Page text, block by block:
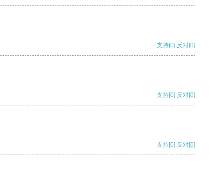
支持[0] 反对[0]
支持[0] 反对[0]
支持[0] 反对[0]